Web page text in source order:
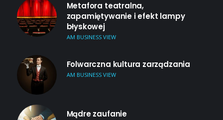
Metafora teatralna,
zapamiętywanie i efekt lampy
błyskowej
AM BUSINESS VIEW
Folwarczna kultura zarządzania
AM BUSINESS VIEW
Mądre zaufanie